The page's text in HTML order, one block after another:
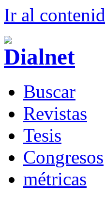
Ir al contenid
Buscar
Revistas
Tesis
Congresos
métricas